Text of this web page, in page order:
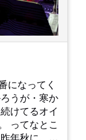
になってく